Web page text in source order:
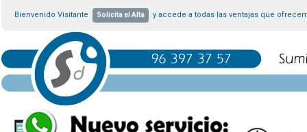
Bienvenido Visitante Solicita el Alta y accede a todas las ventajas que